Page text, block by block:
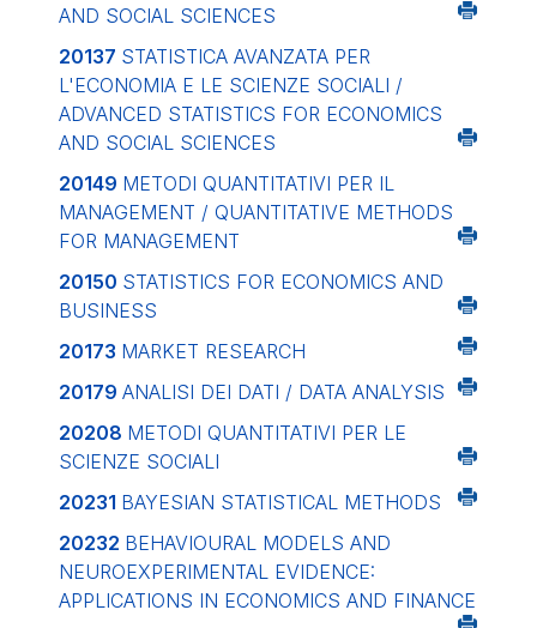
AND SOCIAL SCIENCES
20137 STATISTICA AVANZATA PER
L'ECONOMIA E LE SCIENZE SOCIALI /
ADVANCED STATISTICS FOR ECONOMICS
AND SOCIAL SCIENCES
20149 METODI QUANTITATIVI PER IL
MANAGEMENT / QUANTITATIVE METHODS
FOR MANAGEMENT
20150 STATISTICS FOR ECONOMICS AND
BUSINESS
20173 MARKET RESEARCH
20179 ANALISI DEI DATI / DATA ANALYSIS
20208 METODI QUANTITATIVI PER LE
SCIENZE SOCIALI
20231 BAYESIAN STATISTICAL METHODS
20232 BEHAVIOURAL MODELS AND
NEUROEXPERIMENTAL EVIDENCE:
APPLICATIONS IN ECONOMICS AND FINANCE